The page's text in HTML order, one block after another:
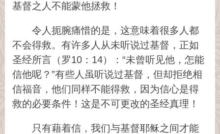
基督之人不能蒙他拯救！
令人扼腕痛惜的是，这意味着很多人都
不会得救。有许多人从未听说过基督，正如
圣经所言（罗10：14）：“未曾听见他，怎能
信他呢？”有些人虽听说过基督，但却拒绝相
信福音，他们同样不能得救，因为信心是得
救的必要条件！这是不可更改的圣经真理！
只有藉着信，我们与基督耶稣之间才能